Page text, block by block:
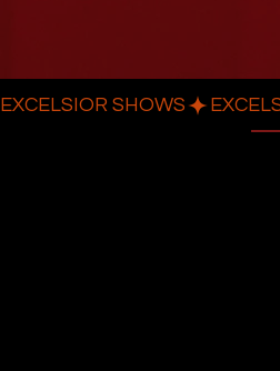
EXCELSIOR SHOWS